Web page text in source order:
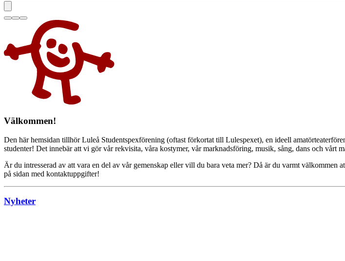
Välkommen!
Den här hemsidan tillhör Luleå Studentspexförening (oftast förkortat till Lulespexet), en ideell
studenter! Det innebär att vi gör vår rekvisita, våra kostymer, vår marknadsföring, musik, sång, dans och vårt
Är du intresserad av att vara en del av vår gemenskap eller vill du bara veta mer? Då är du varmt
på sidan med kontaktuppgifter!
Nyheter